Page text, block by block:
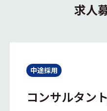
求人
中途採用
コンサルタン